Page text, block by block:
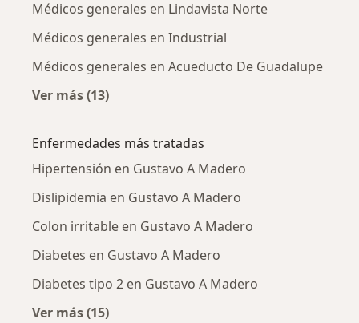
Médicos generales en Lindavista Norte
Médicos generales en Industrial
Médicos generales en Acueducto De Guadalupe
Ver más (13)
Enfermedades más tratadas
Hipertensión en Gustavo A Madero
Dislipidemia en Gustavo A Madero
Colon irritable en Gustavo A Madero
Diabetes en Gustavo A Madero
Diabetes tipo 2 en Gustavo A Madero
Ver más (15)